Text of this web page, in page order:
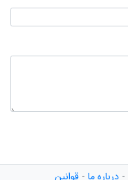
- درباره ما - قوانین